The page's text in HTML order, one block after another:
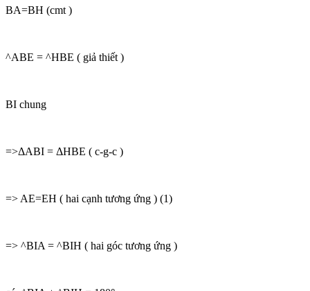
BA=BH (cmt )
^ABE = ^HBE ( giả thiết )
BI chung
=>ΔABI = ΔHBE ( c-g-c )
=> AE=EH ( hai cạnh tương ứng ) (1)
=> ^BIA = ^BIH ( hai góc tương ứng )